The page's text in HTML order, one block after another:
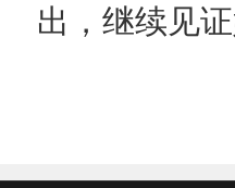
出，继续见